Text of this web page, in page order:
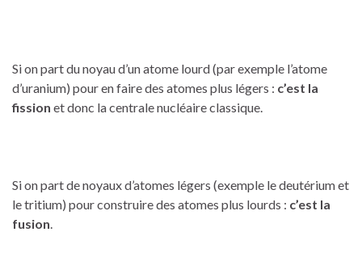
Si on part du noyau d’un atome lourd (par exemple l’atome
d’uranium) pour en faire des atomes plus légers : c’est la
fission et donc la centrale nucléaire classique.
Si on part de noyaux d’atomes légers (exemple le deutérium et
le tritium) pour construire des atomes plus lourds : c’est la
fusion.